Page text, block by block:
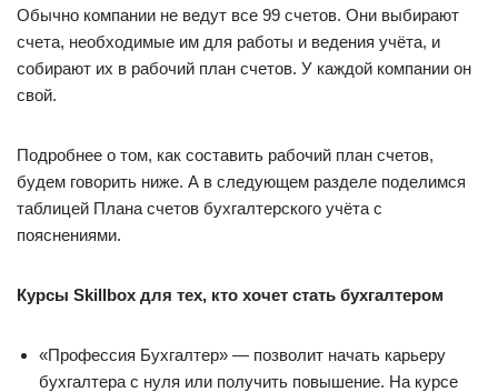
Обычно компании не ведут все 99 счетов. Они выбирают
счета, необходимые им для работы и ведения учёта, и
собирают их в рабочий план счетов. У каждой компании он
свой.
Подробнее о том, как составить рабочий план счетов,
будем говорить ниже. А в следующем разделе поделимся
таблицей Плана счетов бухгалтерского учёта с
пояснениями.
Курсы Skillbox для тех, кто хочет стать бухгалтером
«Профессия Бухгалтер» — позволит начать карьеру
бухгалтера с нуля или получить повышение. На курсе